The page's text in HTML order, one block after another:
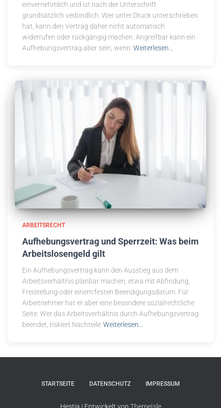
einvernehmlich und ist nach der Unterschrift
grundsätzlich verbindlich. Wer unter Druck unterschrieben
hat, kann den Vertrag daher nicht automatisch
widerrufen oder rückgängig machen. Angreifbar kann ein
Aufhebungsvertrag aber sein, wenn Weiterlesen…
ARBEITSRECHT
Aufhebungsvertrag und Sperrzeit: Was beim
Arbeitslosengeld gilt
Ein Aufhebungsvertrag kann den Ausstieg aus dem
Arbeitsverhältnis planbar machen, etwa mit Abfindung,
Freistellung oder einem festen Beendigungsdatum. Für
Arbeitnehmer hat er aber eine besondere sozialrechtliche
Seite: Wer das Arbeitsverhältnis durch Aufhebungsvertrag
beendet, riskiert Nachteile Weiterlesen…
STARTSEITE DATENSCHUTZ IMPRESSUM